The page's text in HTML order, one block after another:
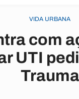
VIDA URBANA
com
UTI
Trauma